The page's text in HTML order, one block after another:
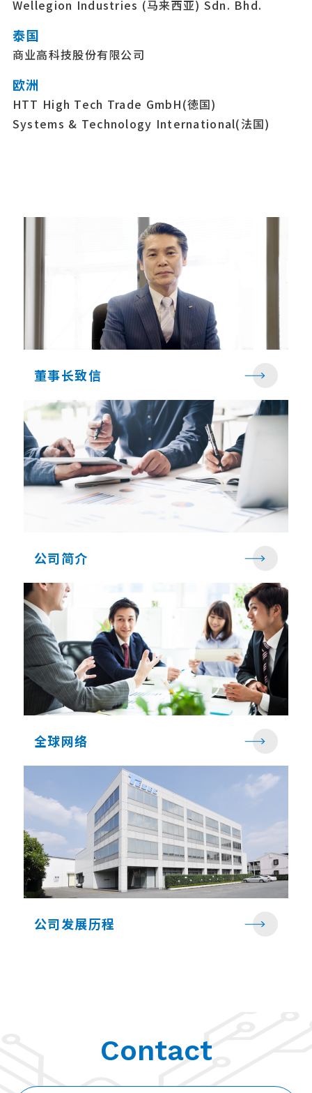
Wellegion Industries (马来西亚) Sdn. Bhd.
泰国
商业高科技股份有限公司
欧洲
HTT High Tech Trade GmbH(徳国)
Systems & Technology International(法国)
董事长致信
公司简介
全球网络
公司发展历程
Contact